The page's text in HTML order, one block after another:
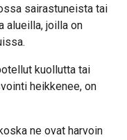
sairastuneista tai
alueilla, joilla on
kuollutta tai
heikkenee, on
ne ovat harvoin